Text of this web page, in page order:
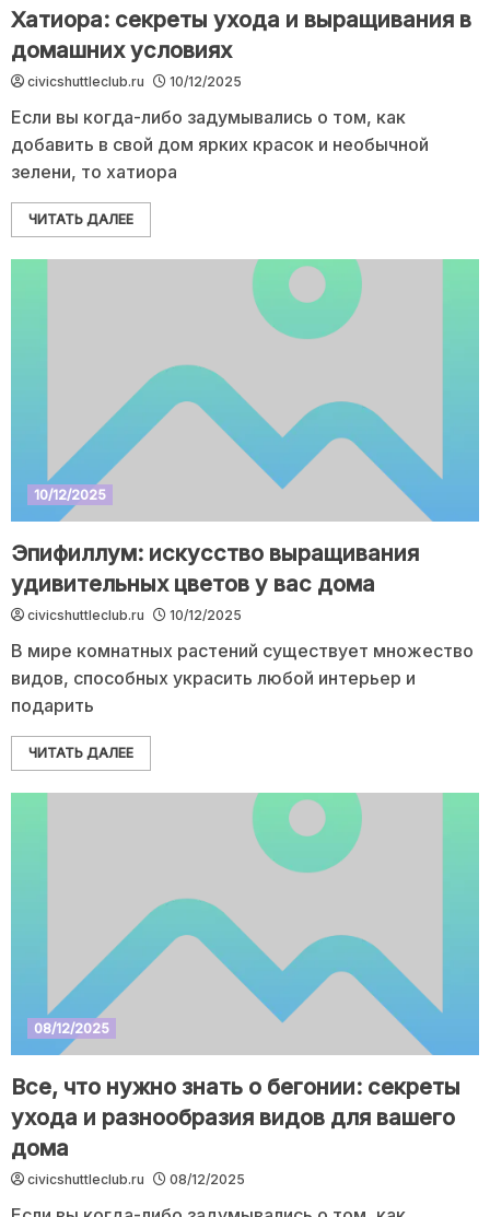
Хатиора: секреты ухода и выращивания в
домашних условиях
civicshuttleclub.ru 10/12/2025
Если вы когда-либо задумывались о том, как
добавить в свой дом ярких красок и необычной
зелени, то хатиора
ЧИТАТЬ ДАЛЕЕ
10/12/2025
Эпифиллум: искусство выращивания
удивительных цветов у вас дома
civicshuttleclub.ru 10/12/2025
В мире комнатных растений существует множество
видов, способных украсить любой интерьер и
подарить
ЧИТАТЬ ДАЛЕЕ
08/12/2025
Все, что нужно знать о бегонии: секреты
ухода и разнообразия видов для вашего
дома
civicshuttleclub.ru 08/12/2025